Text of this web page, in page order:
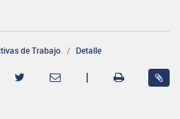
de Trabajo Detalle
|